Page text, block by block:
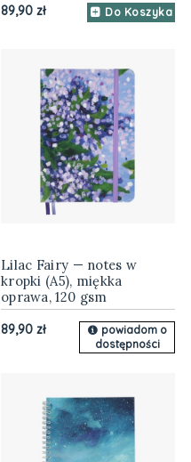
89,90 zł Do Koszyka
Lilac Fairy — notes w
kropki (A5), miękka
oprawa, 120 gsm
89,90 zł
powiadom o
dostępności